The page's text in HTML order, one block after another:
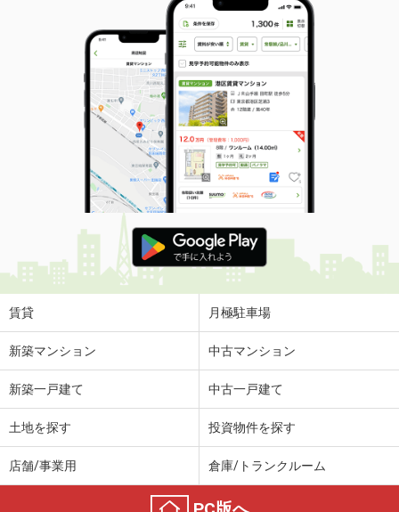
賃貸 月極駐車場
新築マンション 中古マンション
新築一戸建て 中古一戸建て
土地を探す 投資物件を探す
店舗/事業用 倉庫/トランクルーム